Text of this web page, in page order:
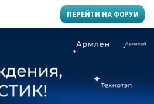
ПЕРЕЙТИ НА ФОРУМ